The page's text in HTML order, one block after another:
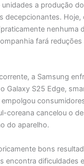
unidades a produção
decepcionantes. Hoje,
nenhuma
fará reduções
a Samsung
Galaxy S25 Edge,
coreana cancelou o
do aparelho.
bons
encontra dificuldades